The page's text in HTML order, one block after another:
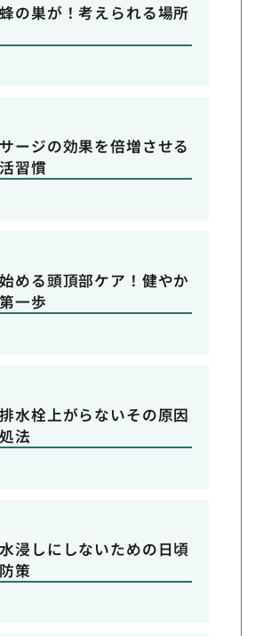
の巣が！考えられる場所
ージの効果を倍増させる
習慣
める頭頂部ケア！健やか
一歩
水栓上がらないその原因
法
浸しにしないための日頃
策